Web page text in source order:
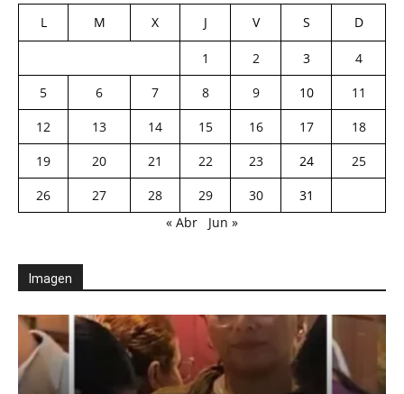
L M X J V S D
1 2 3
4
5
6 7 8 9 10
11
12
13 14 15 16 17
18
19
20 21 22 23 24
25
26
27 28 29 30
31
« Abr
Jun »
Imagen